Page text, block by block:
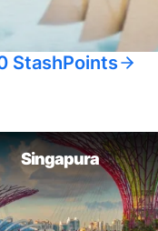
StashPoints
Singapura